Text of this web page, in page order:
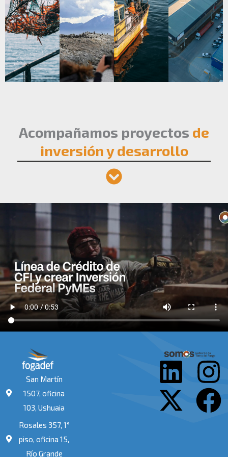
Acompañamos proyectos de
inversión y desarrollo
San Martín
1507, oficina
103, Ushuaia
Rosales 357, 1°
piso, oficina 15,
Río Grande
L
i
I
n
s
X
-
F
a
c